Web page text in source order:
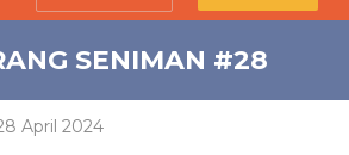
SENIMAN #28
April 2024